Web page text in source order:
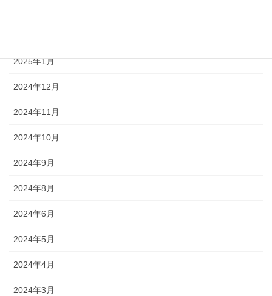
2025年1月
2024年12月
2024年11月
2024年10月
2024年9月
2024年8月
2024年6月
2024年5月
2024年4月
2024年3月